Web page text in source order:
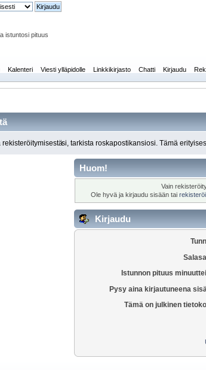
istuntosi pituus
Kalenteri Viesti ylläpidolle Linkkikirjasto Chatti Kirjaudu
rekisteröitymisestäsi, tarkista roskapostikansiosi. Tämä
Huom!
Vain
Ole hyvä ja kirjaudu sisään tai
Kirjaudu
Istunnon pituus
Pysy aina kirjautuneena
Tämä on julkinen